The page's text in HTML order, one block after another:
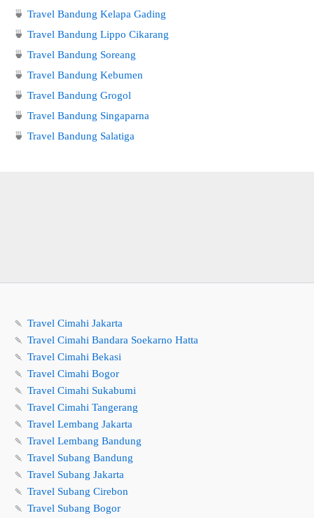
🍵 Travel Bandung Kelapa Gading
🍵 Travel Bandung Lippo Cikarang
🍵 Travel Bandung Soreang
🍵 Travel Bandung Kebumen
🍵 Travel Bandung Grogol
🍵 Travel Bandung Singaparna
🍵 Travel Bandung Salatiga
🍡 Travel Cimahi Jakarta
🍡 Travel Cimahi Bandara Soekarno Hatta
🍡 Travel Cimahi Bekasi
🍡 Travel Cimahi Bogor
🍡 Travel Cimahi Sukabumi
🍡 Travel Cimahi Tangerang
🍡 Travel Lembang Jakarta
🍡 Travel Lembang Bandung
🍡 Travel Subang Bandung
🍡 Travel Subang Jakarta
🍡 Travel Subang Cirebon
🍡 Travel Subang Bogor